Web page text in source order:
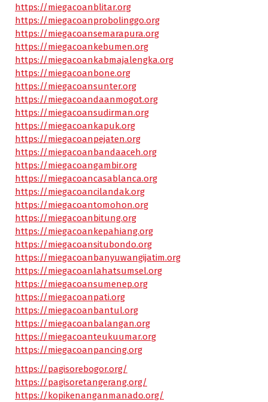
https://miegacoanblitar.org
https://miegacoanprobolinggo.org
https://miegacoansemarapura.org
https://miegacoankebumen.org
https://miegacoankabmajalengka.org
https://miegacoanbone.org
https://miegacoansunter.org
https://miegacoandaanmogot.org
https://miegacoansudirman.org
https://miegacoankapuk.org
https://miegacoanpejaten.org
https://miegacoanbandaaceh.org
https://miegacoangambir.org
https://miegacoancasablanca.org
https://miegacoancilandak.org
https://miegacoantomohon.org
https://miegacoanbitung.org
https://miegacoankepahiang.org
https://miegacoansitubondo.org
https://miegacoanbanyuwangijatim.org
https://miegacoanlahatsumsel.org
https://miegacoansumenep.org
https://miegacoanpati.org
https://miegacoanbantul.org
https://miegacoanbalangan.org
https://miegacoanteukuumar.org
https://miegacoanpancing.org
https://pagisorebogor.org/
https://pagisoretangerang.org/
https://kopikenanganmanado.org/